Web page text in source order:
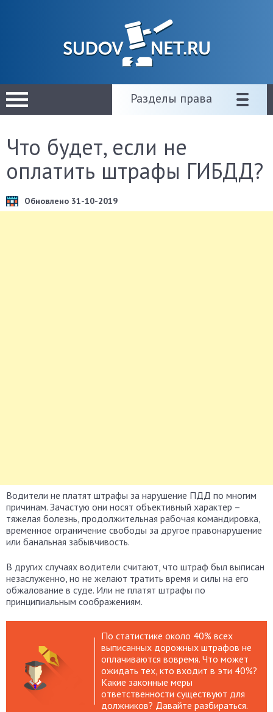
Разделы права
Что будет, если не
оплатить штрафы ГИБДД?
Обновлено 31-10-2019
Водители не платят штрафы за нарушение ПДД по многим
причинам. Зачастую они носят объективный характер –
тяжелая болезнь, продолжительная рабочая командировка,
временное ограничение свободы за другое правонарушение
или банальная забывчивость.
В других случаях водители считают, что штраф был выписан
незаслуженно, но не желают тратить время и силы на его
обжалование в суде. Или не платят штрафы по
принципиальным соображениям.
По статистике около 40% всех
выписанных дорожных штрафов не
оплачиваются вовремя. Что может
ожидать тех, кто входит в эти 40%?
Какие законные меры
ответственности существуют для
должников? Давайте разбираться.